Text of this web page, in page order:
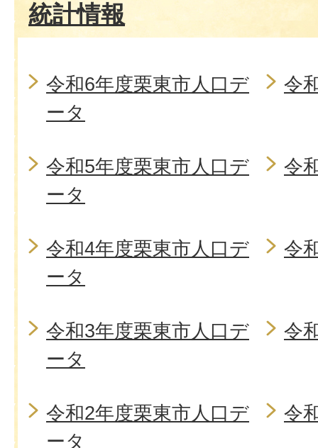
統計情報
令和6年度栗東市人口デ
ータ
令
令和5年度栗東市人口デ
ータ
令
令和4年度栗東市人口デ
ータ
令
令和3年度栗東市人口デ
ータ
令
令和2年度栗東市人口デ
ータ
令